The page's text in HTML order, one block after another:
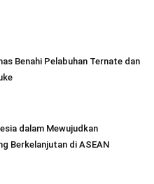
Benahi Pelabuhan Ternate dan
dalam Mewujudkan
Berkelanjutan di ASEAN